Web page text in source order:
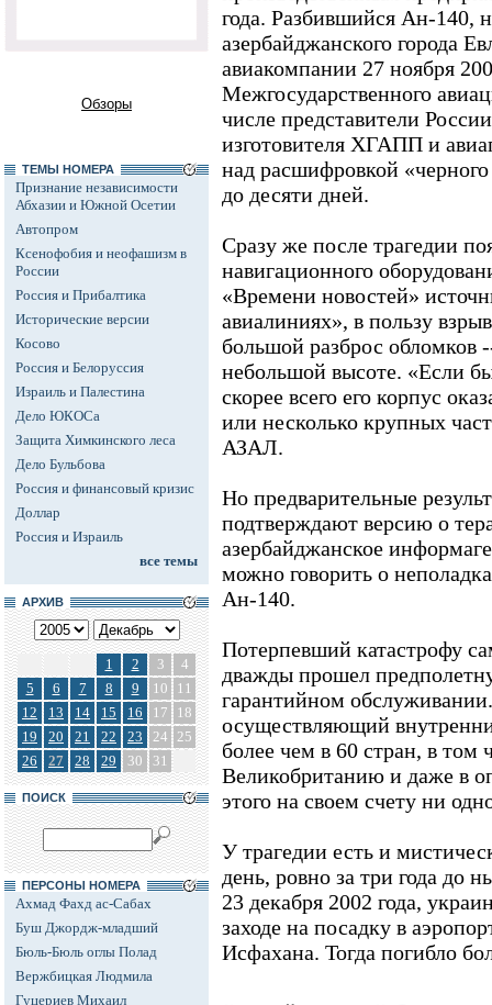
Обзоры
ТЕМЫ НОМЕРА
Признание независимости
Абхазии и Южной Осетии
Автопром
Ксенофобия и неофашизм в
России
Россия и Прибалтика
Исторические версии
Косово
Россия и Белоруссия
Израиль и Палестина
Дело ЮКОСа
Защита Химкинского леса
Дело Бульбова
Россия и финансовый кризис
Доллар
Россия и Израиль
все темы
АРХИВ
1 2 3
4
5
6 7 8 9 10
11
12
13 14 15 16 17
18
19
20 21 22 23 24 25
26
27 28 29 30 31
ПОИСК
ПЕРСОНЫ НОМЕРА
Ахмад Фахд ас-Сабах
Буш Джордж-младший
Бюль-Бюль оглы Полад
Вержбицкая Людмила
Гуцериев Михаил
года. Разбившийся Ан-140,
азербайджанского города
авиакомпании 27 ноября
Межгосударственного
числе представители
изготовителя ХГАПП и
над расшифровкой
до десяти дней.
Сразу же после трагедии
навигационного
«Времени новостей»
авиалиниях», в пользу
большой разброс обломков
небольшой высоте. «Если
скорее всего его корпус
или несколько крупных
АЗАЛ.
Но предварительные
подтверждают версию о
азербайджанское
можно говорить о
Ан-140.
Потерпевший катастрофу
дважды прошел
гарантийном
осуществляющий
более чем в 60 стран, в том
Великобританию и даже в
этого на своем счету ни
У трагедии есть и
день, ровно за три года до
23 декабря 2002 года,
заходе на посадку в
Исфахана. Тогда погибло